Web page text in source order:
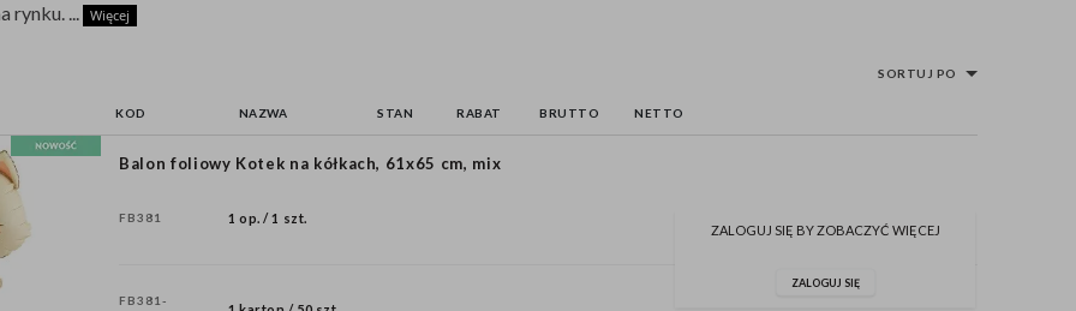
rynku. ... Więcej
SORTUJ PO
KOD NAZWA STAN RABAT BRUTTO NETTO
Balon foliowy Kotek na kółkach, 61x65 cm, mix
FB381 1 op. / 1 szt.
FB381-
ZALOGUJ SIĘ BY ZOBACZYĆ WIĘCEJ
ZALOGUJ SIĘ